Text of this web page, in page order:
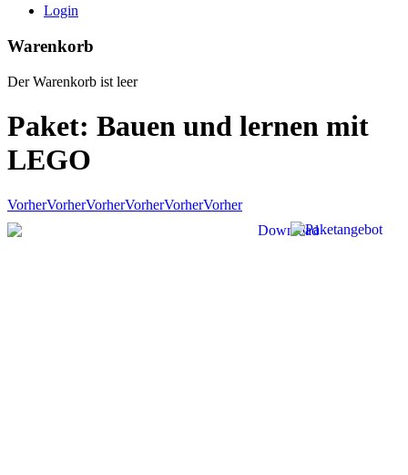
Login
Warenkorb
Der Warenkorb ist leer
Paket: Bauen und lernen mit
LEGO
VorherVorherVorherVorherVorherVorher